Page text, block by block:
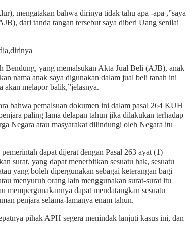
mengatakan bahwa dirinya tidak tahu apa -apa ,”saya
dari tanda tangan tersebut saya diberi Uang senilai
Bendung, yang memalsukan Akta Jual Beli (AJB), anak
nama anak saya digunakan dalam jual beli tanah ini
akan melapor balik,”jelasnya.
bahwa pemalsuan dokumen ini dalam pasal 264 KUH
paling lama delapan tahun jika dilakukan terhadap
Negara atau masyarakat dilindungi oleh Negara itu
dapat dijerat dengan Pasal 263 ayat (1)
surat, yang dapat menerbitkan sesuatu hak, sesuatu
yang boleh dipergunakan sebagai keterangan bagi
menyuruh orang lain menggunakan surat-surat itu
mempergunakannya dapat mendatangkan sesuatu
penjara selama-lamanya enam tahun.
pihak APH segera menindak lanjuti kasus ini, dan